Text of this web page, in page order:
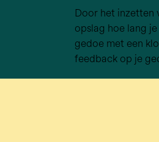
Door het inzetten
opslag hoe lang
gedoe met een
feedback op je